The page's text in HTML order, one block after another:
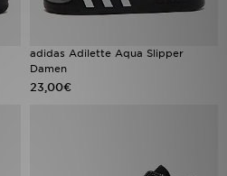
adidas Adilette Aqua Slipper
Damen
23,00€